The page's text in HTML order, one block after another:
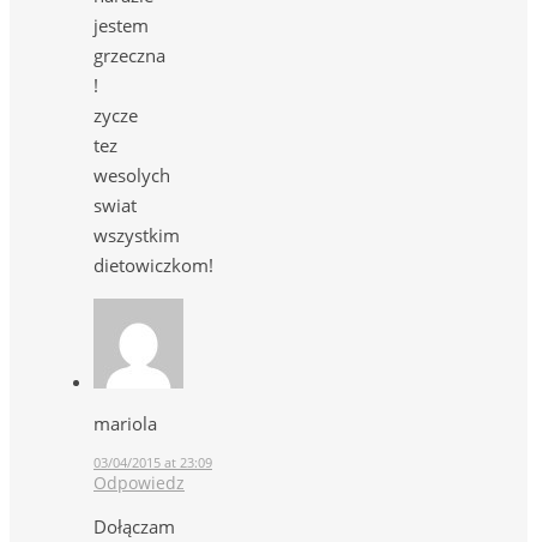
jestem
grzeczna
!
zycze
tez
wesolych
swiat
wszystkim
dietowiczkom!
mariola
03/04/2015 at 23:09
Odpowiedz
Dołączam